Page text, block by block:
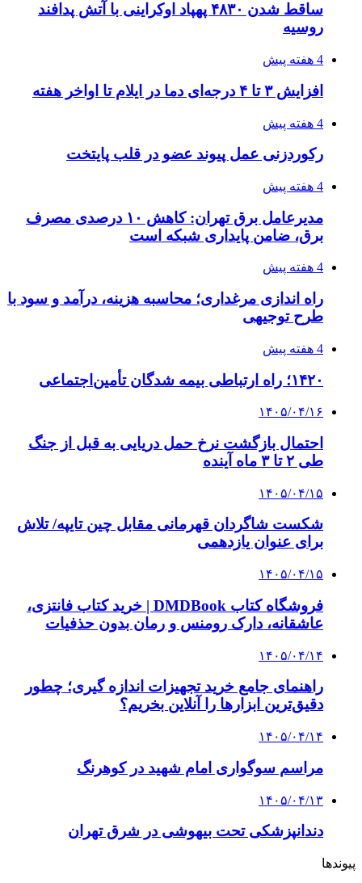
ساقط شدن ۴۸۳۰ پهپاد اوکراینی با آتش پدافند
روسیه
4 هفته پیش
افزایش ۳ تا ۴ درجه‌ای دما در ایلام تا اواخر هفته
4 هفته پیش
رکوردزنی عمل پیوند عضو در قلب پایتخت
4 هفته پیش
مدیرعامل برق تهران: کاهش ۱۰ درصدی مصرف
برق، ضامن پایداری شبکه است
4 هفته پیش
راه اندازی مرغداری؛ محاسبه هزینه، درآمد و سود با
طرح توجیهی
4 هفته پیش
۱۴۲۰؛ راه ارتباطی بیمه شدگان تأمین‌اجتماعی
۱۴۰۵/۰۴/۱۶
احتمال بازگشت نرخ حمل دریایی به قبل از جنگ
طی ۲ تا ۳ ماه آینده
۱۴۰۵/۰۴/۱۵
شکست شاگردان قهرمانی مقابل چین تایپه/ تلاش
برای عنوان یازدهمی
۱۴۰۵/۰۴/۱۵
فروشگاه کتاب DMDBook | خرید کتاب فانتزی،
عاشقانه، دارک رومنس و رمان بدون حذفیات
۱۴۰۵/۰۴/۱۴
راهنمای جامع خرید تجهیزات اندازه گیری؛ چطور
دقیق‌ترین ابزارها را آنلاین بخریم؟
۱۴۰۵/۰۴/۱۴
مراسم سوگواری امام شهید در کوهرنگ
۱۴۰۵/۰۴/۱۳
دندانپزشکی تحت بیهوشی در شرق تهران
پیوندها